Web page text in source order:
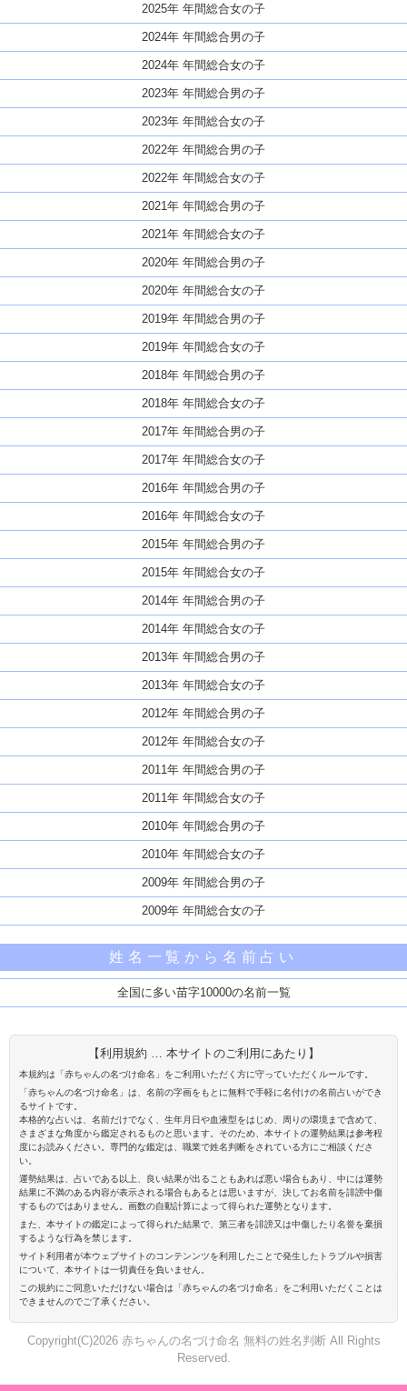
2025年 年間総合女の子
2024年 年間総合男の子
2024年 年間総合女の子
2023年 年間総合男の子
2023年 年間総合女の子
2022年 年間総合男の子
2022年 年間総合女の子
2021年 年間総合男の子
2021年 年間総合女の子
2020年 年間総合男の子
2020年 年間総合女の子
2019年 年間総合男の子
2019年 年間総合女の子
2018年 年間総合男の子
2018年 年間総合女の子
2017年 年間総合男の子
2017年 年間総合女の子
2016年 年間総合男の子
2016年 年間総合女の子
2015年 年間総合男の子
2015年 年間総合女の子
2014年 年間総合男の子
2014年 年間総合女の子
2013年 年間総合男の子
2013年 年間総合女の子
2012年 年間総合男の子
2012年 年間総合女の子
2011年 年間総合男の子
2011年 年間総合女の子
2010年 年間総合男の子
2010年 年間総合女の子
2009年 年間総合男の子
2009年 年間総合女の子
姓名一覧から名前占い
全国に多い苗字10000の名前一覧
【利用規約 … 本サイトのご利用にあたり】
本規約は「赤ちゃんの名づけ命名」をご利用いただく方に守っていただくルールです。
「赤ちゃんの名づけ命名」は、名前の字画をもとに無料で手軽に名付けの名前占いができ
るサイトです。
本格的な占いは、名前だけでなく、生年月日や血液型をはじめ、周りの環境まで含めて、
さまざまな角度から鑑定されるものと思います。そのため、本サイトの運勢結果は参考程
度にお読みください。専門的な鑑定は、職業で姓名判断をされている方にご相談くださ
い。
運勢結果は、占いである以上、良い結果が出ることもあれば悪い場合もあり、中には運勢
結果に不満のある内容が表示される場合もあるとは思いますが、決してお名前を誹謗中傷
するものではありません。画数の自動計算によって得られた運勢となります。
また、本サイトの鑑定によって得られた結果で、第三者を誹謗又は中傷したり名誉を棄損
するような行為を禁じます。
サイト利用者が本ウェブサイトのコンテンンツを利用したことで発生したトラブルや損害
について、本サイトは一切責任を負いません。
この規約にご同意いただけない場合は「赤ちゃんの名づけ命名」をご利用いただくことは
できませんのでご了承ください。
Copyright(C)2026 赤ちゃんの名づけ命名 無料の姓名判断 All Rights
Reserved.